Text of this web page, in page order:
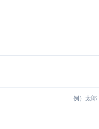
例） 太郎